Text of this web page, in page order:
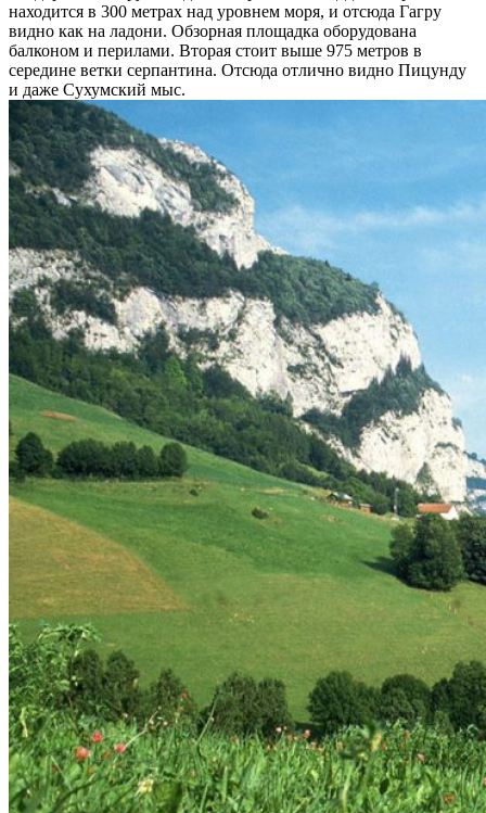
находится в 300 метрах над уровнем моря, и отсюда Гагру
видно как на ладони. Обзорная площадка оборудована
балконом и перилами. Вторая стоит выше 975 метров в
середине ветки серпантина. Отсюда отлично видно Пицунду
и даже Сухумский мыс.